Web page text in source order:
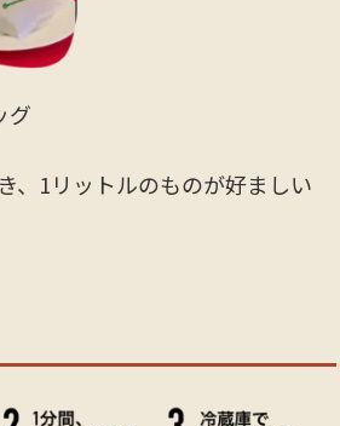
グ
、1リットルのものが好ましい